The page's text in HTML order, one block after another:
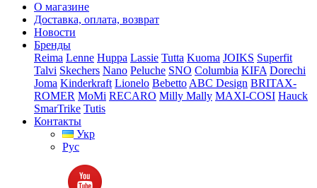
О магазине
Доставка, оплата, возврат
Новости
Бренды
Reima Lenne Huppa Lassie Tutta Kuoma JOIKS Superfit
Talvi Skechers Nano Peluche SNO Columbia KIFA Dorechi
Joma Kinderkraft Lionelo Bebetto ABC Design BRITAX-
ROMER MoMi RECARO Milly Mally MAXI-COSI Hauck
SmarTrike Tutis
Контакты
Укр
Рус